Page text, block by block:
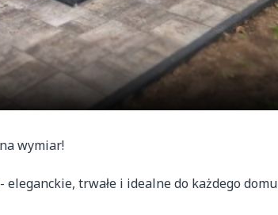
wymiar!
trwałe i idealne do każdego domu